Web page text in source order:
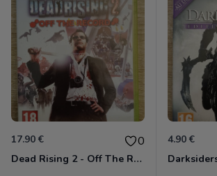
17.90 € 0
Dead Rising 2 - Off The Record Xbox 360
4.90 €